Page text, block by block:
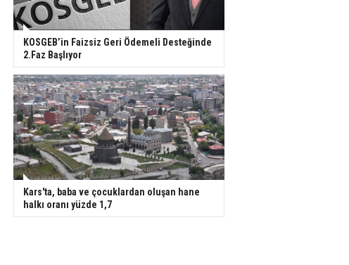
KOSGEB’in Faizsiz Geri Ödemeli Desteğinde
2.Faz Başlıyor
Kars'ta, baba ve çocuklardan oluşan hane
halkı oranı yüzde 1,7